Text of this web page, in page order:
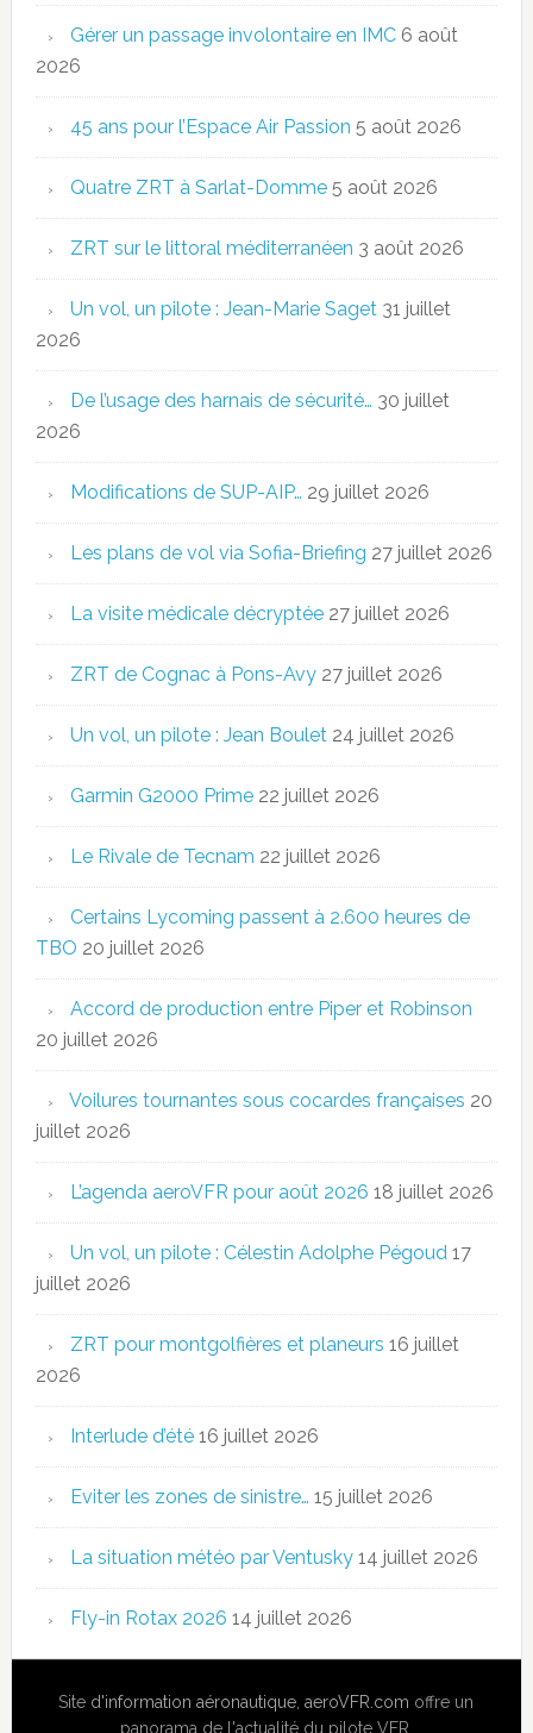
Gérer un passage involontaire en IMC 6 août
2026
45 ans pour l’Espace Air Passion 5 août 2026
Quatre ZRT à Sarlat-Domme 5 août 2026
ZRT sur le littoral méditerranéen 3 août 2026
Un vol, un pilote : Jean-Marie Saget 31 juillet
2026
De l’usage des harnais de sécurité… 30 juillet
2026
Modifications de SUP-AIP… 29 juillet 2026
Les plans de vol via Sofia-Briefing 27 juillet 2026
La visite médicale décryptée 27 juillet 2026
ZRT de Cognac à Pons-Avy 27 juillet 2026
Un vol, un pilote : Jean Boulet 24 juillet 2026
Garmin G2000 Prime 22 juillet 2026
Le Rivale de Tecnam 22 juillet 2026
Certains Lycoming passent à 2.600 heures de
TBO 20 juillet 2026
Accord de production entre Piper et Robinson
20 juillet 2026
Voilures tournantes sous cocardes françaises 20
juillet 2026
L’agenda aeroVFR pour août 2026 18 juillet 2026
Un vol, un pilote : Célestin Adolphe Pégoud 17
juillet 2026
ZRT pour montgolfières et planeurs 16 juillet
2026
Interlude d’été 16 juillet 2026
Eviter les zones de sinistre… 15 juillet 2026
La situation météo par Ventusky 14 juillet 2026
Fly-in Rotax 2026 14 juillet 2026
Site d'information aéronautique,aeroVFR.com offre un
panorama de l'actualité du pilote VFR.